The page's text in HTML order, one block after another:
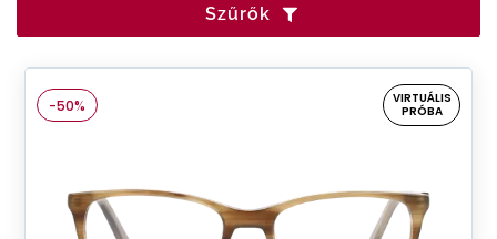
Szűrők
-50%
VIRTUÁLIS
PRÓBA